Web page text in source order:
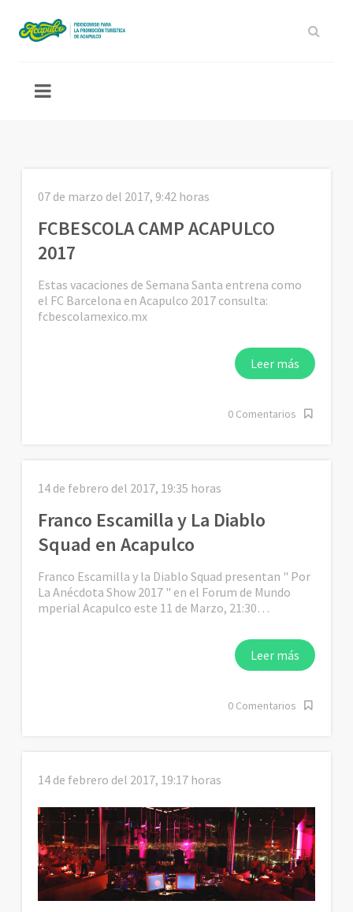
07 de marzo del 2017, 9:42 horas
FCBESCOLA CAMP ACAPULCO
2017
Estas vacaciones de Semana Santa entrena como
el FC Barcelona en Acapulco 2017 consulta:
fcbescolamexico.mx
Leer más
0 Comentarios
14 de febrero del 2017, 19:35 horas
Franco Escamilla y La Diablo
Squad en Acapulco
Franco Escamilla y la Diablo Squad presentan " Por
La Anécdota Show 2017 " en el Forum de Mundo
mperial Acapulco este 11 de Marzo, 21:30…
Leer más
0 Comentarios
14 de febrero del 2017, 19:17 horas